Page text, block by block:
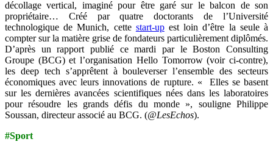
décollage vertical, imaginé pour être garé sur le balcon de son
propriétaire… Créé par quatre doctorants de l’Université
technologique de Munich, cette start-upest loin d’être la seule à
compter sur la matière grise de fondateurs particulièrement diplômés.
D’après un rapport publié ce mardi par le Boston Consulting
Groupe (BCG) et l’organisation Hello Tomorrow (voir ci-contre),
les deep tech s’apprêtent à bouleverser l’ensemble des secteurs
économiques avec leurs innovations de rupture. « Elles se basent
sur les dernières avancées scientifiques nées dans les laboratoires
pour résoudre les grands défis du monde », souligne Philippe
Soussan, directeur associé au BCG. (@LesEchos).
#Sport